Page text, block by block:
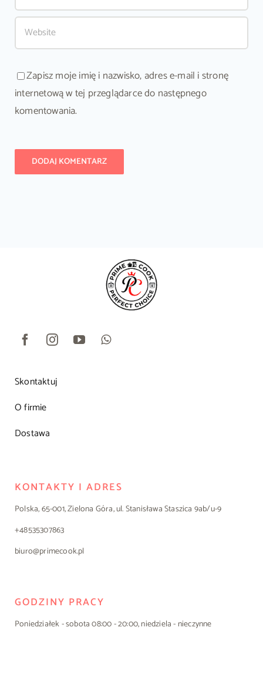
Zapisz moje imię i nazwisko, adres e-mail i stronę
internetową w tej przeglądarce do następnego
komentowania.
Skontaktuj
O firmie
Dostawa
KONTAKTY I ADRES
Polska, 65-001, Zielona Góra, ul. Stanisława Staszica 9ab/u-9
+48535307863
biuro@primecook.pl
GODZINY PRACY
Poniedziałek - sobota 08:00 - 20:00, niedziela - nieczynne